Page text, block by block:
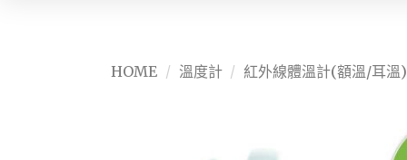
HOME / 溫度計 / 紅外線體溫計(額溫/耳溫)